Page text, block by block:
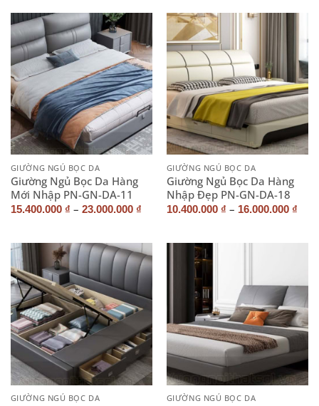
GIƯỜNG NGỦ BỌC DA
Giường Ngủ Bọc Da Hàng
Mới Nhập PN-GN-DA-11
15.400.000 ₫ – 23.000.000 ₫
GIƯỜNG NGỦ BỌC DA
Giường Ngủ Bọc Da Hàng
Nhập Đẹp PN-GN-DA-18
10.400.000 ₫ – 16.000.000 ₫
GIƯỜNG NGỦ BỌC DA GIƯỜNG NGỦ BỌC DA